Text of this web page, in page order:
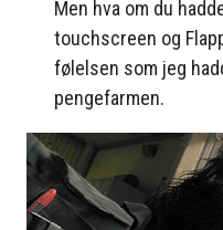
Men hva om du
touchscreen og
følelsen som jeg
pengefarmen.